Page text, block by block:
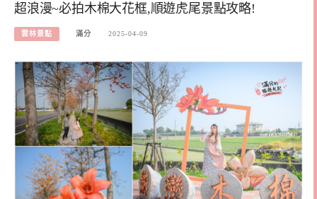
超浪漫~必拍木棉大花框,順遊虎尾景點攻略!
雲林景點 滿分 2025-04-09